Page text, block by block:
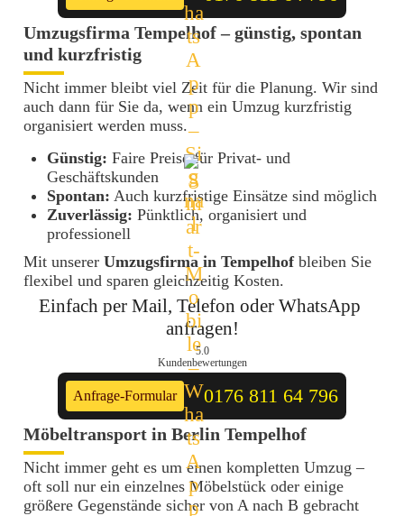
Umzugsfirma Tempelhof – günstig, spontan
und kurzfristig
Nicht immer bleibt viel Zeit für die Planung. Wir sind
auch dann für Sie da, wenn ein Umzug kurzfristig
organisiert werden muss.
Günstig: Faire Preise für Privat- und
Geschäftskunden
Spontan: Auch kurzfristige Einsätze sind möglich
Zuverlässig: Pünktlich, organisiert und
professionell
Mit unserer Umzugsfirma in Tempelhofbleiben Sie
flexibel und sparen gleichzeitig Kosten.
Einfach per Mail, Telefon oder WhatsApp
anfragen!
5.0
Kundenbewertungen
Anfrage-Formular 0176 811 64 796
Möbeltransport in Berlin Tempelhof
Nicht immer geht es um einen kompletten Umzug –
oft soll nur ein einzelnes Möbelstück oder einige
größere Gegenstände sicher von A nach B gebracht